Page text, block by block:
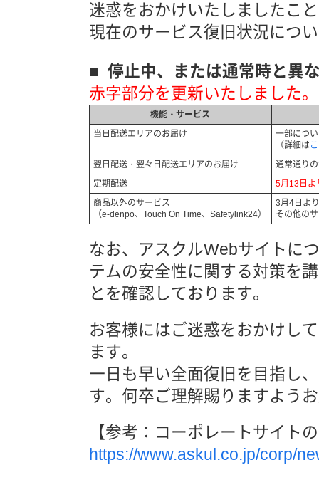
迷惑をおかけいたしましたこ
現在のサービス復旧状況につ
■ 停止中、または通常時と異
赤字部分を更新いたしました
機能・サービス
当日配送エリアのお届け
一部につ
（詳細は
翌日配送・翌々日配送エリアのお届け
通常通り
定期配送
5月13日よ
商品以外のサービス
（e-denpo、Touch On Time、Safetylink24）
3月4日よ
その他の
なお、アスクルWebサイトに
テムの安全性に関する対策を
とを確認しております。
お客様にはご迷惑をおかけし
ます。
一日も早い全面復旧を目指し
す。何卒ご理解賜りますよう
【参考：コーポレートサイト
https://www.askul.co.jp/corp/